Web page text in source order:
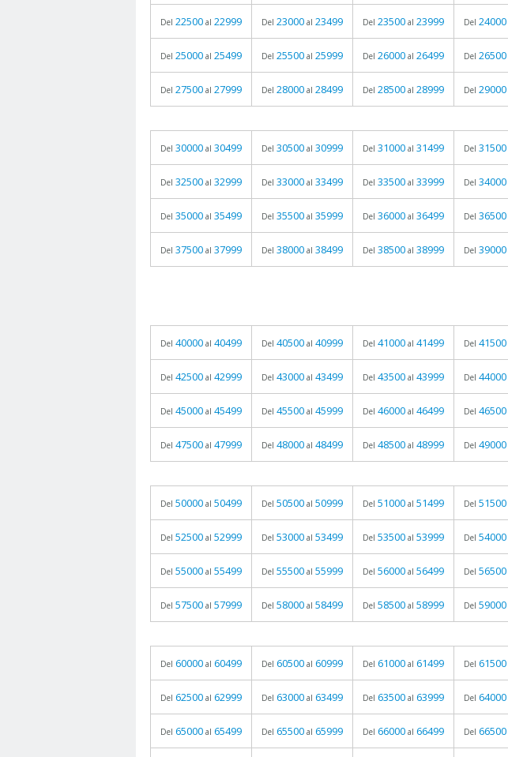
Del 22500 al 22999 Del 23000 al 23499 Del 23500 al 23999 Del 24000
Del 25000 al 25499 Del 25500 al 25999 Del 26000 al 26499 Del 26500
Del 27500 al 27999 Del 28000 al 28499 Del 28500 al 28999 Del 29000
Del 30000 al 30499 Del 30500 al 30999 Del 31000 al 31499 Del 31500
Del 32500 al 32999 Del 33000 al 33499 Del 33500 al 33999 Del 34000
Del 35000 al 35499 Del 35500 al 35999 Del 36000 al 36499 Del 36500
Del 37500 al 37999 Del 38000 al 38499 Del 38500 al 38999 Del 39000
Del 40000 al 40499 Del 40500 al 40999 Del 41000 al 41499 Del 41500
Del 42500 al 42999 Del 43000 al 43499 Del 43500 al 43999 Del 44000
Del 45000 al 45499 Del 45500 al 45999 Del 46000 al 46499 Del 46500
Del 47500 al 47999 Del 48000 al 48499 Del 48500 al 48999 Del 49000
Del 50000 al 50499 Del 50500 al 50999 Del 51000 al 51499 Del 51500
Del 52500 al 52999 Del 53000 al 53499 Del 53500 al 53999 Del 54000
Del 55000 al 55499 Del 55500 al 55999 Del 56000 al 56499 Del 56500
Del 57500 al 57999 Del 58000 al 58499 Del 58500 al 58999 Del 59000
Del 60000 al 60499 Del 60500 al 60999 Del 61000 al 61499 Del 61500
Del 62500 al 62999 Del 63000 al 63499 Del 63500 al 63999 Del 64000
Del 65000 al 65499 Del 65500 al 65999 Del 66000 al 66499 Del 66500